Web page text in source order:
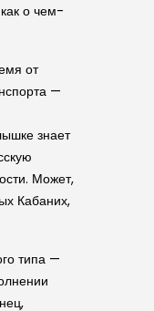
о чем-
от
—
знает
Может,
Кабаних,
типа —